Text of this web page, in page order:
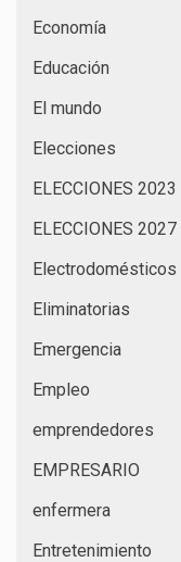
Economía
Educación
El mundo
Elecciones
ELECCIONES 2023
ELECCIONES 2027
Electrodomésticos
Eliminatorias
Emergencia
Empleo
emprendedores
EMPRESARIO
enfermera
Entretenimiento